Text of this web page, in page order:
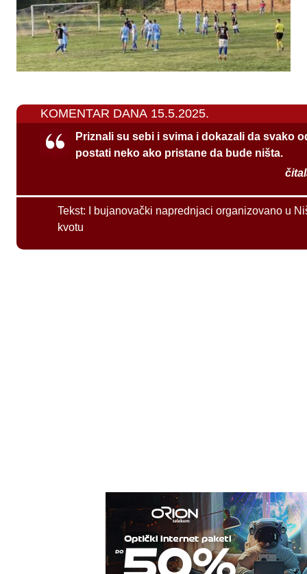
KOMENTAR DANA 15.5.2025.
Priznali su sebi i svima i dokazali da svako
postati neko ako pristane da bude ništa.
Tekst:
I bujanovački naprednjaci organizovano u
kvotu